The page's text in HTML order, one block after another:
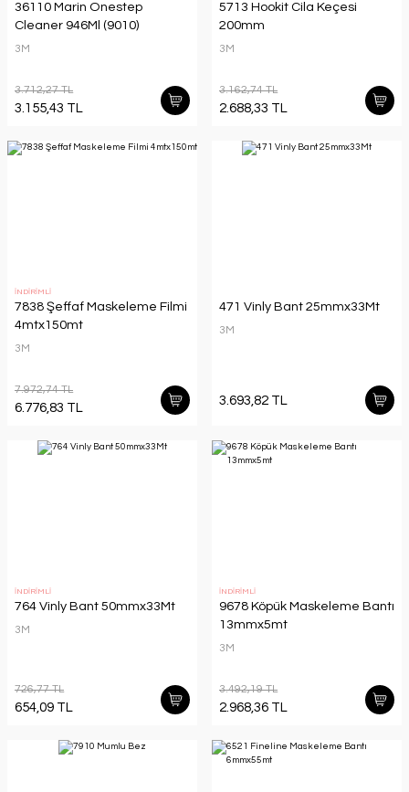
36110 Marin Onestep
Cleaner 946Ml (9010)
3M
3.712,27 TL
3.155,43 TL
5713 Hookit Cila Keçesi
200mm
3M
3.162,74 TL
2.688,33 TL
İNDİRİMLİ
7838 Şeffaf Maskeleme Filmi
4mtx150mt
3M
7.972,74 TL
6.776,83 TL
471 Vinly Bant 25mmx33Mt
3M
3.693,82 TL
İNDİRİMLİ
764 Vinly Bant 50mmx33Mt
3M
726,77 TL
654,09 TL
İNDİRİMLİ
9678 Köpük Maskeleme Bantı
13mmx5mt
3M
3.492,19 TL
2.968,36 TL